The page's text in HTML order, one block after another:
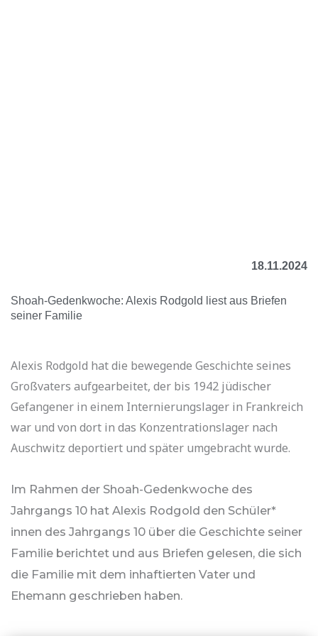
18.11.2024
Shoah-Gedenkwoche: Alexis Rodgold liest aus Briefen
seiner Familie
Alexis Rodgold hat die bewegende Geschichte seines
Großvaters aufgearbeitet, der bis 1942 jüdischer
Gefangener in einem Internierungslager in Frankreich
war und von dort in das Konzentrationslager nach
Auschwitz deportiert und später umgebracht wurde.
Im Rahmen der Shoah-Gedenkwoche des
Jahrgangs 10 hat Alexis Rodgold den Schüler*
innen des Jahrgangs 10 über die Geschichte seiner
Familie berichtet und aus Briefen gelesen, die sich
die Familie mit dem inhaftierten Vater und
Ehemann geschrieben haben.